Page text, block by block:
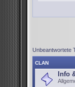
Unbeantwortete
CLAN
Info